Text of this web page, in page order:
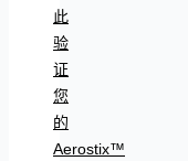
此
验
证
您
的
Aerostix™